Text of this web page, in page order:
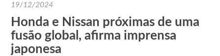
19/12/2024
Honda e Nissan próximas de uma
fusão global, afirma imprensa
japonesa